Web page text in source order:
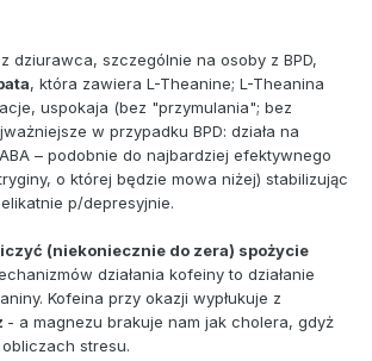
dziurawca, szczególnie na osoby z BPD,
, która zawiera L-Theanine; L-Theanina
uspokaja (bez "przymulania"; bez
w przypadku BPD: działa na
– podobnie do najbardziej efektywnego
o której będzie mowa niżej) stabilizując
p/depresyjnie.
(niekoniecznie do zera) spożycie
działania kofeiny to działanie
Kofeina przy okazji wypłukuje z
- a magnezu brakuje nam jak cholera, gdyż
stresu.